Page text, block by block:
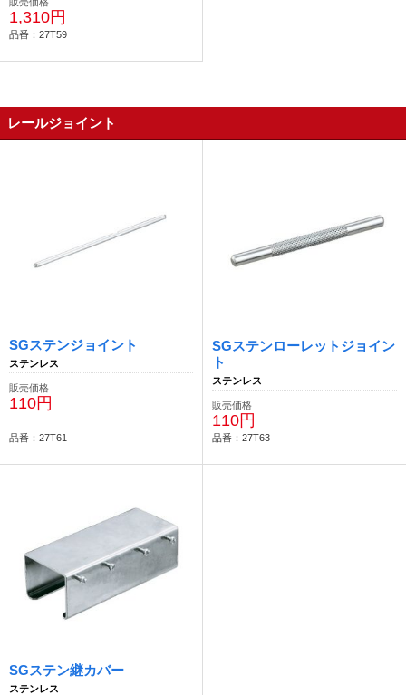
1,310円
品番：27T59
レールジョイント
SGステンジョイント
ステンレス
販売価格
110円
品番：27T61
SGステンローレットジョイン
ト
ステンレス
販売価格
110円
品番：27T63
SGステン継カバー
ステンレス